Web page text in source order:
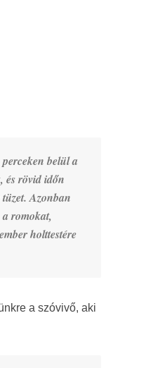
belül a
és rövid időn
Azonban
romokat,
holttestére
a szóvivő, aki